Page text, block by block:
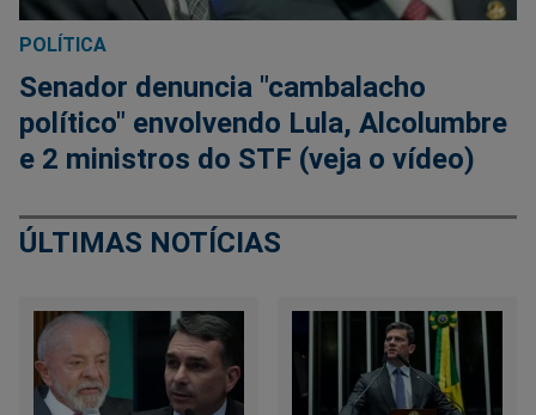
POLÍTICA
Senador denuncia "cambalacho
político" envolvendo Lula, Alcolumbre
e 2 ministros do STF (veja o vídeo)
ÚLTIMAS NOTÍCIAS